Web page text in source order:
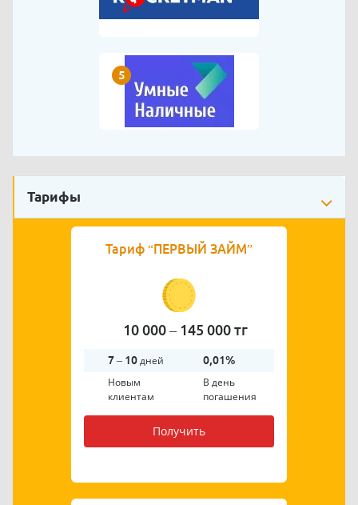
5
Тарифы
Тариф “ПЕРВЫЙ ЗАЙМ”
10 000 – 145 000 тг
7 – 10дней 0,01%
Новым
клиентам
В день
погашения
Получить